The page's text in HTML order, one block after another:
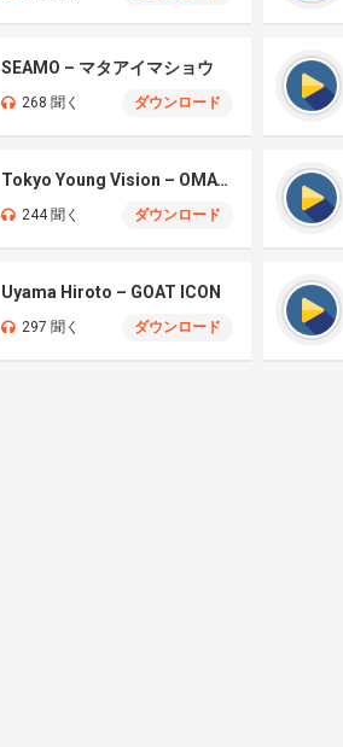
SEAMO – マタアイマショウ
268 聞く ダウンロード
Tokyo Young Vision – OMATASE
244 聞く ダウンロード
Uyama Hiroto – GOAT ICON
297 聞く ダウンロード